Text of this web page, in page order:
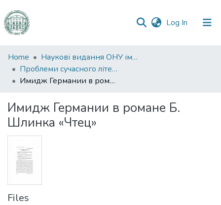
Log In (current)
Communities
&
Collections
Statistics
Home
Наукові видання ОНУ імені І. І. Мечникова
Проблеми сучасного літературознавства
Имидж Германии в романе Б. Шлинка «Чтец»
Имидж Германии в романе Б.
Шлинка «Чтец»
Files